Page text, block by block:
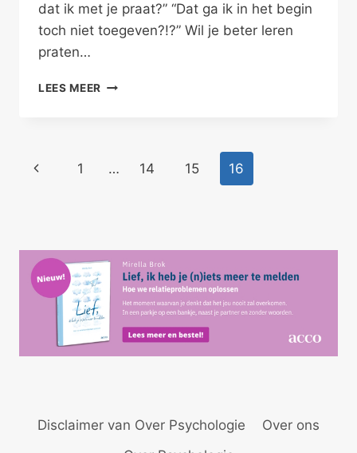
dat ik met je praat?” “Dat ga ik in het begin
toch niet toegeven?!?” Wil je beter leren
praten…
LEES MEER PRATEN
Paginanavigatie
Vorige
1 … 14 15 16
Disclaimer van Over Psychologie
Over ons